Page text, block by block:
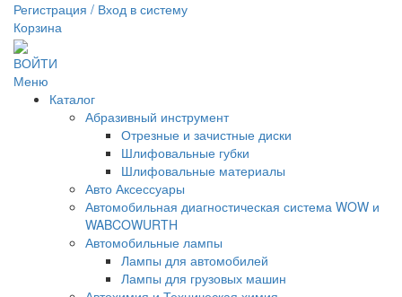
Регистрация / Вход в систему
Корзина
ВОЙТИ
Меню
Каталог
Абразивный инструмент
Отрезные и зачистные диски
Шлифовальные губки
Шлифовальные материалы
Авто Аксессуары
Автомобильная диагностическая система WOW и
WABCOWURTH
Автомобильные лампы
Лампы для автомобилей
Лампы для грузовых машин